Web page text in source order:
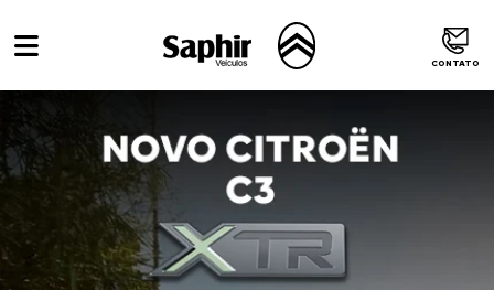
CONTATO